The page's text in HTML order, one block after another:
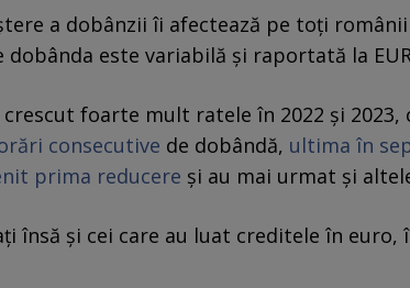
a dobânzii îi afectează pe toţi
dobânda este variabilă şi raportată la
foarte mult ratele în 2022 şi 2023,
consecutive de dobândă, ultima în
prima reducere şi au mai urmat şi
însă şi cei care au luat creditele în euro,